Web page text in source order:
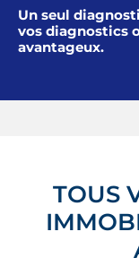
Un seul
vos diagnostics
avantageux.
TOUS